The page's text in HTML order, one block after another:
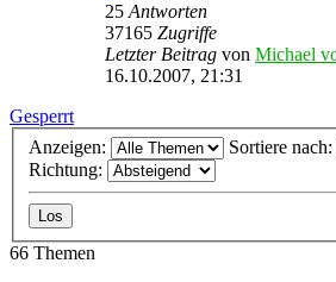
25Antworten
37165 Zugriffe
Letzter Beitrag von Michael
16.10.2007, 21:31
Gesperrt
Anzeigen:
Sortiere nach:
Richtung:
66 Themen